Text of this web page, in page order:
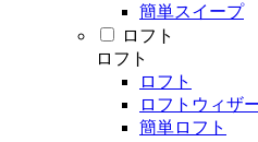
簡単スイープ
ロフト
ロフト
ロフト
ロフトウィザ
簡単ロフト